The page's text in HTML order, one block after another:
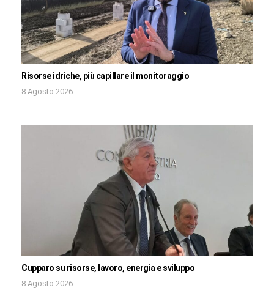
Risorse idriche, più capillare il monitoraggio
8 Agosto 2026
Cupparo su risorse, lavoro, energia e sviluppo
8 Agosto 2026